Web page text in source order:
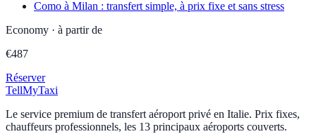
Como à Milan : transfert simple, à prix fixe et sans stress
Economy · à partir de
€487
Réserver
TellMyTaxi
Le service premium de transfert aéroport privé en Italie. Prix fixes,
chauffeurs professionnels, les 13 principaux aéroports couverts.